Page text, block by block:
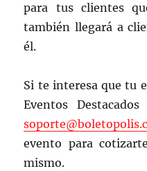
para tus clientes
también llegará a
él.
Si te interesa que tu
Eventos
evento para
mismo.